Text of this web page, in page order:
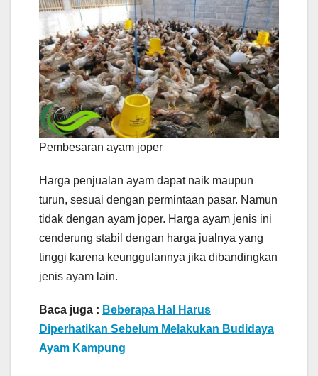
Pembesaran ayam joper
Harga penjualan ayam dapat naik maupun
turun, sesuai dengan permintaan pasar. Namun
tidak dengan ayam joper. Harga ayam jenis ini
cenderung stabil dengan harga jualnya yang
tinggi karena keunggulannya jika dibandingkan
jenis ayam lain.
Baca juga : Beberapa Hal Harus
Diperhatikan Sebelum Melakukan Budidaya
Ayam Kampung